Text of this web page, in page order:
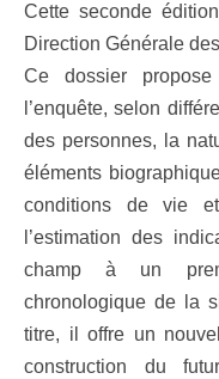
Cette seconde
Direction Générale
Ce dossier
l’enquête, selon
des personnes, la
éléments
conditions de vie
l’estimation des
champ à un
chronologique de la
titre, il offre un
construction du